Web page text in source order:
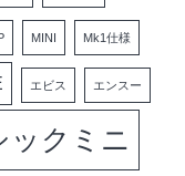
MINI Mk1仕様
エビス エンスー
ックミニ